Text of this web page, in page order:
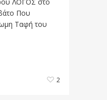
Που
Ταφή του
2